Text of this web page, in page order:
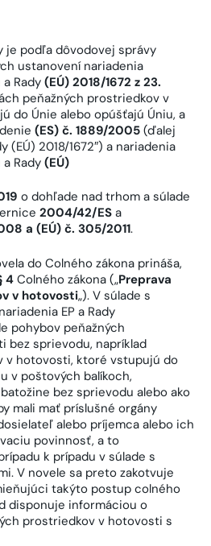
je podľa dôvodovej správy
ustanovení nariadenia
Rady (EÚ) 2018/1672 z 23.
peňažných prostriedkov v
do Únie alebo opúšťajú Úniu, a
(ES) č. 1889/2005 (ďalej
(EÚ) 2018/1672″) a nariadenia
Rady (EÚ)
o dohľade nad trhom a súlade
2004/42/ES a
a (EÚ) č. 305/2011.
do Colného zákona prináša,
4Colného zákona („Preprava
v hotovosti„). V súlade s
EP a Rady
pohybov peňažných
bez sprievodu, napríklad
v hotovosti, ktoré vstupujú do
v poštových balíkoch,
bez sprievodu alebo ako
mali mať príslušné orgány
alebo príjemca alebo ich
povinnosť, a to
k prípadu v súlade s
V novele sa preto zakotvuje
takýto postup colného
disponuje informáciou o
prostriedkov v hotovosti s